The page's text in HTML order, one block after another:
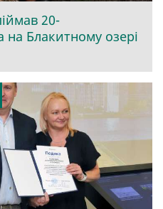
20-
на Блакитному озері